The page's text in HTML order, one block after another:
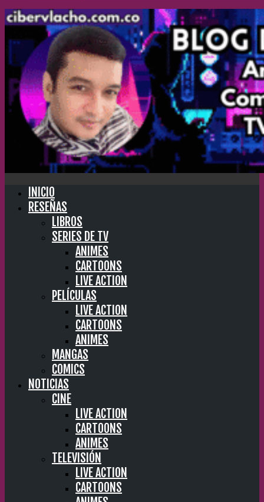
INICIO
RESEÑAS
LIBROS
SERIES DE TV
ANIMES
CARTOONS
LIVE ACTION
PELÍCULAS
LIVE ACTION
CARTOONS
ANIMES
MANGAS
COMICS
NOTICIAS
CINE
LIVE ACTION
CARTOONS
ANIMES
TELEVISIÓN
LIVE ACTION
CARTOONS